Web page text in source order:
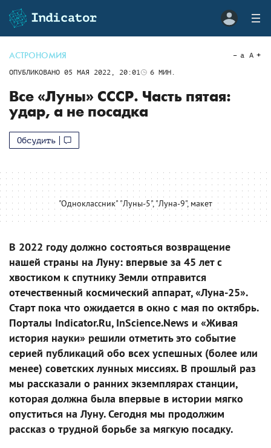
АСТРОНОМИЯ
ОПУБЛИКОВАНО 05 МАЯ 2022, 20:01 6 МИН.
a A
Все «Луны» СССР. Часть пятая:
удар, а не посадка
Обсудить
"Одноклассник" "Луны-5", "Луна-9", макет
В 2022 году должно состояться возвращение
нашей страны на Луну: впервые за 45 лет с
хвостиком к спутнику Земли отправится
отечественный космический аппарат, «Луна-25».
Старт пока что ожидается в окно с мая по октябрь.
Порталы Indicator.Ru, InScience.News и «Живая
история науки» решили отметить это событие
серией публикаций обо всех успешных (более или
менее) советских лунных миссиях. В прошлый раз
мы рассказали о ранних экземплярах станции,
которая должна была впервые в истории мягко
опуститься на Луну. Сегодня мы продолжим
рассказ о трудной борьбе за мягкую посадку.